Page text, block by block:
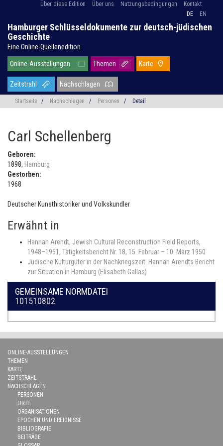
Über diese Edition Über uns Nutzungsbedingungen
Kontakt
DE
EN
Hamburger Schlüsseldokumente zur deutsch-jüdischen
Geschichte
Eine Online-Quellenedition
Online-Ausstellungen Themen Karte
Zeitstrahl Nachschlagen
Startseite / Nachschlagen / Personen / Detail
Carl Schellenberg
Geboren:
1898, Hamburg
Gestorben:
1968
Deutscher Kunsthistoriker und Volkskundler
Erwähnt in
Hannah Arendt, Jewish Cultural Reconstruction Field Reports,
1948–1951, Tätigkeitsbericht Nr. 18, 15. Februar – 10. März 1950
Jüdische Kulturgüter in der Nachkriegszeit. Hannah Arendts Bericht
zur Situation in Hamburg (Elisabeth Gallas)
GEMEINSAME NORMDATEI
101510802
ONLINE-AUSSTELLUNGEN
THEMEN
KARTE
ZEITSTRAHL
NACHSCHLAGEN
PERSONEN
ORTE
ORGANISATIONEN
EPOCHEN UND EREIGNISSE
BIBLIOGRAFIE
BEITRÄGE